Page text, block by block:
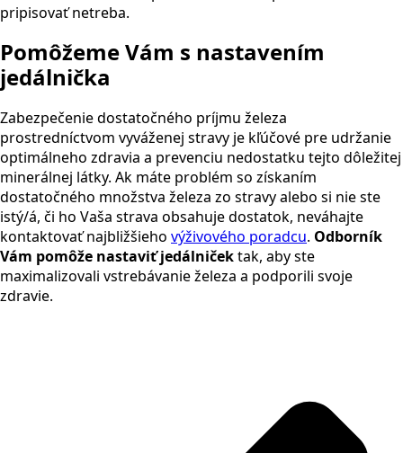
pripisovať netreba.
Pomôžeme Vám s nastavením
jedálnička
Zabezpečenie dostatočného príjmu železa
prostredníctvom vyváženej stravy je kľúčové pre udržanie
optimálneho zdravia a prevenciu nedostatku tejto dôležitej
minerálnej látky. Ak máte problém so získaním
dostatočného množstva železa zo stravy alebo si nie ste
istý/á, či ho Vaša strava obsahuje dostatok, neváhajte
kontaktovať najbližšieho výživového poradcu. Odborník
Vám pomôže nastaviť jedálničektak, aby ste
maximalizovali vstrebávanie železa a podporili svoje
zdravie.